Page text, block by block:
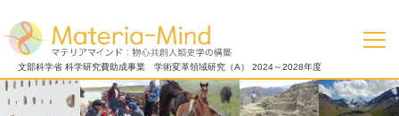
文部科学省 科学研究費助成事業 学術変革領域研究（A） 2024～2028年度